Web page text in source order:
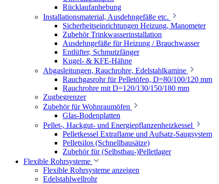
Rücklaufanhebung
Installationsmaterial, Ausdehngefäße etc.
Sicherheitseinrichtungen Heizung, Manometer
Zubehör Trinkwasserinstallation
Ausdehngefäße für Heizung / Brauchwasser
Entlüfter, Schmutzfänger
Kugel- & KFE-Hähne
Abgasleitungen, Rauchrohre, Edelstahlkamine
Rauchgasrohr für Pelletöfen, D=80/100/120 mm
Rauchrohre mit D=120/130/150/180 mm
Zugbegrenzer
Zubehör für Wohnraumöfen
Glas-Bodenplatten
Pellet-, Hackgut- und Energiepflanzenheizkessel
Pelletkessel Extraflame und Aufsatz-Saugsystem
Pelletsilos (Schnellbausätze)
Zubehör für (Selbstbau-)Pelletlager
Flexible Rohrsysteme
Flexible Rohrsysteme anzeigen
Edelstahlwellrohr